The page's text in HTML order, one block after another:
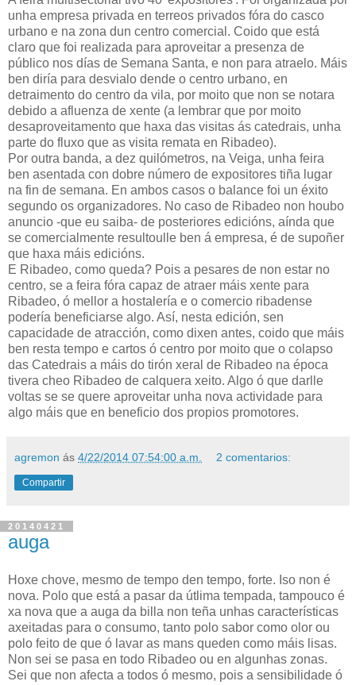
unha empresa privada en terreos privados fóra do casco
urbano e na zona dun centro comercial. Coido que está
claro que foi realizada para aproveitar a presenza de
público nos días de Semana Santa, e non para atraelo. Máis
ben diría para desvialo dende o centro urbano, en
detraimento do centro da vila, por moito que non se notara
debido a afluenza de xente (a lembrar que por moito
desaproveitamento que haxa das visitas ás catedrais, unha
parte do fluxo que as visita remata en Ribadeo).
Por outra banda, a dez quilómetros, na Veiga, unha feira
ben asentada con dobre número de expositores tiña lugar
na fin de semana. En ambos casos o balance foi un éxito
segundo os organizadores. No caso de Ribadeo non houbo
anuncio -que eu saiba- de posteriores edicións, aínda que
se comercialmente resultoulle ben á empresa, é de supoñer
que haxa máis edicións.
E Ribadeo, como queda? Pois a pesares de non estar no
centro, se a feira fóra capaz de atraer máis xente para
Ribadeo, ó mellor a hostalería e o comercio ribadense
podería beneficiarse algo. Así, nesta edición, sen
capacidade de atracción, como dixen antes, coido que máis
ben resta tempo e cartos ó centro por moito que o colapso
das Catedrais a máis do tirón xeral de Ribadeo na época
tivera cheo Ribadeo de calquera xeito. Algo ó que darlle
voltas se se quere aproveitar unha nova actividade para
algo máis que en beneficio dos propios promotores.
agremon ás 4/22/2014 07:54:00 a.m. 2 comentarios:
Compartir
20140421
auga
Hoxe chove, mesmo de tempo den tempo, forte. Iso non é
nova. Polo que está a pasar da útlima tempada, tampouco é
xa nova que a auga da billa non teña unhas características
axeitadas para o consumo, tanto polo sabor como olor ou
polo feito de que ó lavar as mans queden como máis lisas.
Non sei se pasa en todo Ribadeo ou en algunhas zonas.
Sei que non afecta a todos ó mesmo, pois a sensibilidade ó